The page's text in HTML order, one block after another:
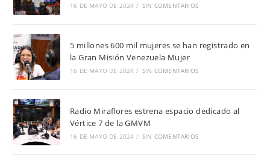
16 DE MAYO DE 2024 / SIN COMENTARIOS
5 millones 600 mil mujeres se han registrado en
la Gran Misión Venezuela Mujer
16 DE MAYO DE 2024 / SIN COMENTARIOS
Radio Miraflores estrena espacio dedicado al
Vértice 7 de la GMVM
16 DE MAYO DE 2024 / SIN COMENTARIOS